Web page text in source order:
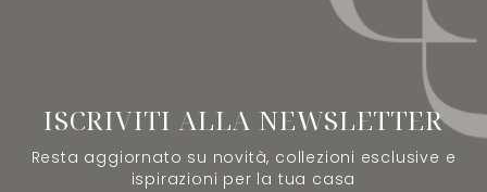
ISCRIVITI ALLA NEWSLETTER
Resta aggiornato su novità, collezioni esclusive e
ispirazioni per la tua casa